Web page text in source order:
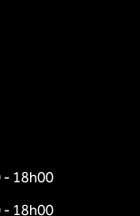
- 18h00
- 18h00